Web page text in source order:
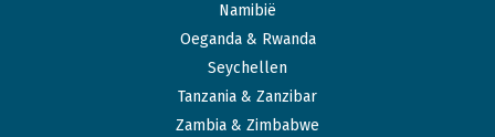
Namibië
Oeganda & Rwanda
Seychellen
Tanzania & Zanzibar
Zambia & Zimbabwe